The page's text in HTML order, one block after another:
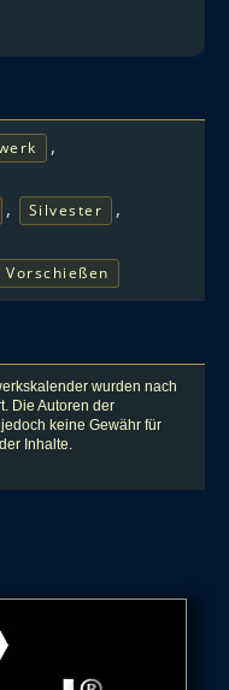
,
, Silvester ,
Vorschießen
wurden nach
Die Autoren der
keine Gewähr für
Inhalte.